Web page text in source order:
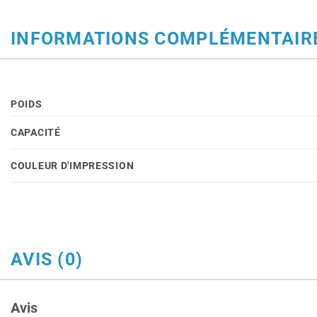
INFORMATIONS
POIDS
CAPACITÉ
COULEUR D'IMPRESSION
AVIS (0)
Avis